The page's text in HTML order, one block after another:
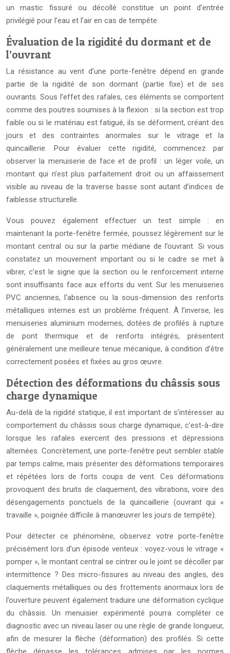
un mastic fissuré ou décollé constitue un point d’entrée
privilégié pour l’eau et l’air en cas de tempête.
Évaluation de la rigidité du dormant et de
l’ouvrant
La résistance au vent d’une porte-fenêtre dépend en grande
partie de la rigidité de son dormant (partie fixe) et de ses
ouvrants. Sous l’effet des rafales, ces éléments se comportent
comme des poutres soumises à la flexion : si la section est trop
faible ou si le matériau est fatigué, ils se déforment, créant des
jours et des contraintes anormales sur le vitrage et la
quincaillerie. Pour évaluer cette rigidité, commencez par
observer la menuiserie de face et de profil : un léger voile, un
montant qui n’est plus parfaitement droit ou un affaissement
visible au niveau de la traverse basse sont autant d’indices de
faiblesse structurelle.
Vous pouvez également effectuer un test simple : en
maintenant la porte-fenêtre fermée, poussez légèrement sur le
montant central ou sur la partie médiane de l’ouvrant. Si vous
constatez un mouvement important ou si le cadre se met à
vibrer, c’est le signe que la section ou le renforcement interne
sont insuffisants face aux efforts du vent. Sur les menuiseries
PVC anciennes, l’absence ou la sous-dimension des renforts
métalliques internes est un problème fréquent. À l’inverse, les
menuiseries aluminium modernes, dotées de profilés à rupture
de pont thermique et de renforts intégrés, présentent
généralement une meilleure tenue mécanique, à condition d’être
correctement posées et fixées au gros œuvre.
Détection des déformations du châssis sous
charge dynamique
Au-delà de la rigidité statique, il est important de s’intéresser au
comportement du châssis sous charge dynamique, c’est-à-dire
lorsque les rafales exercent des pressions et dépressions
alternées. Concrètement, une porte-fenêtre peut sembler stable
par temps calme, mais présenter des déformations temporaires
et répétées lors de forts coups de vent. Ces déformations
provoquent des bruits de claquement, des vibrations, voire des
désengagements ponctuels de la quincaillerie (ouvrant qui «
travaille », poignée difficile à manœuvrer les jours de tempête).
Pour détecter ce phénomène, observez votre porte-fenêtre
précisément lors d’un épisode venteux : voyez-vous le vitrage «
pomper », le montant central se cintrer ou le joint se décoller par
intermittence ? Des micro-fissures au niveau des angles, des
claquements métalliques ou des frottements anormaux lors de
l’ouverture peuvent également traduire une déformation cyclique
du châssis. Un menuisier expérimenté pourra compléter ce
diagnostic avec un niveau laser ou une règle de grande longueur,
afin de mesurer la flèche (déformation) des profilés. Si cette